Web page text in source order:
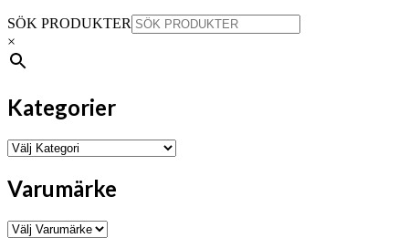
på
produktsidan
SÖK PRODUKTER
×
Kategorier
Varumärke